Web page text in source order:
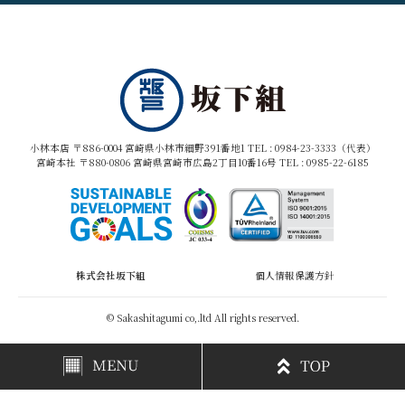
小林本店 〒886-0004 宮崎県小林市細野391番地1 TEL : 0984-23-3333（代表）
宮崎本社 〒880-0806 宮崎県宮崎市広島2丁目10番16号 TEL : 0985-22-6185
株式会社坂下組 個人情報保護方針
© Sakashitagumi co,.ltd All rights reserved.